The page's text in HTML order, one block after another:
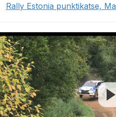
Rally Estonia punktikatse,